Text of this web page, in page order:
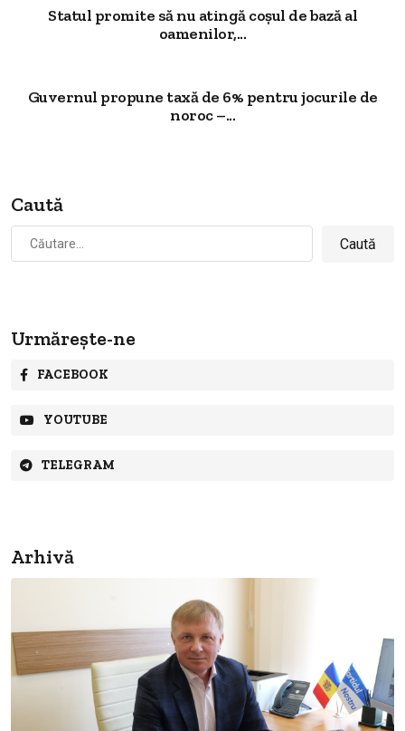
Statul promite să nu atingă coșul de bază al
oamenilor,...
Guvernul propune taxă de 6% pentru jocurile de
noroc –...
Caută
Caută
după:
Urmărește-ne
FACEBOOK
YOUTUBE
TELEGRAM
Arhivă